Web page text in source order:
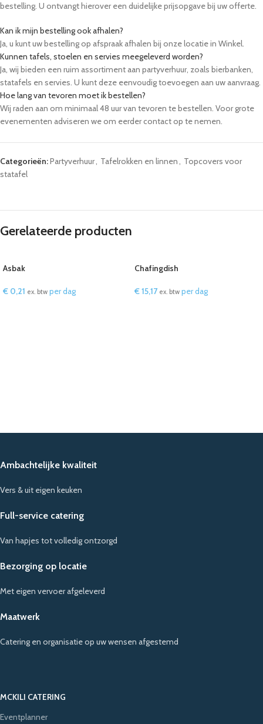
bestelling. U ontvangt hierover een duidelijke prijsopgave bij uw offerte.
Kan ik mijn bestelling ook afhalen?
Ja, u kunt uw bestelling op afspraak afhalen bij onze locatie in Winkel.
Kunnen tafels, stoelen en servies meegeleverd worden?
Ja, wij bieden een ruim assortiment aan partyverhuur, zoals bierbanken,
statafels en servies. U kunt deze eenvoudig toevoegen aan uw aanvraag.
Hoe lang van tevoren moet ik bestellen?
Wij raden aan om minimaal 48 uur van tevoren te bestellen. Voor grote
evenementen adviseren we om eerder contact op te nemen.
Categorieën:Partyverhuur, Tafelrokken en linnen, Topcovers voor
statafel
Gerelateerde producten
Asbak
€ 0,21 ex. btw per dag
Chafingdish
€15,17 ex. btw per dag
Ambachtelijke kwaliteit
Vers & uit eigen keuken
Full-service catering
Van hapjes tot volledig ontzorgd
Bezorging op locatie
Met eigen vervoer afgeleverd
Maatwerk
Catering en organisatie op uw wensen afgestemd
MCKILI CATERING
Eventplanner